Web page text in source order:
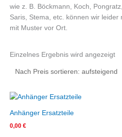
wie z. B. Böckmann, Koch,
Saris, Stema, etc. können wir
mit Muster vor Ort.
Einzelnes Ergebnis wird angezeigt
Anhänger Ersatzteile
0,00 €